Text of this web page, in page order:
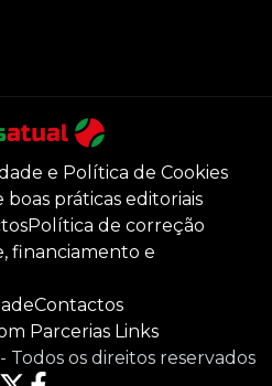
e Política de Cookies
boas práticas editoriais
Política de correção
financiamento e
Contactos
Parcerias Links
- Todos os direitos reservados